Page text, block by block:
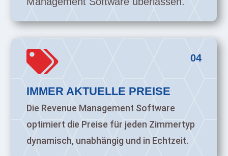
04

IMMER AKTUELLE PREISE
Die Revenue Management Software
optimiert die Preise für jeden Zimmertyp
dynamisch, unabhängig und in Echtzeit.